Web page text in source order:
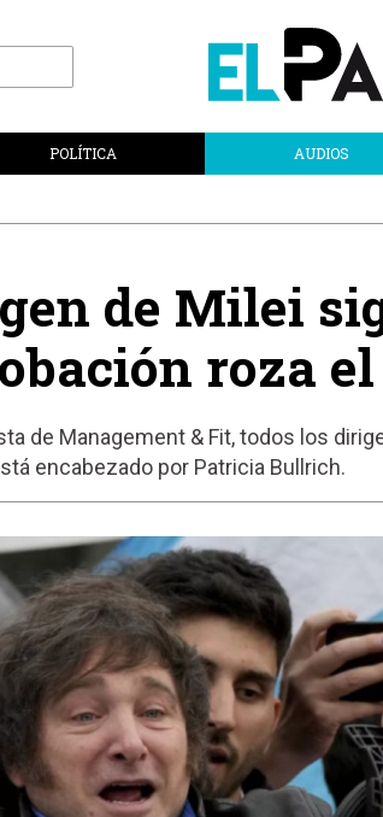
POLÍTICA AUDIOS
de Milei
roza el
de Management & Fit, todos los
encabezado por Patricia Bullrich.